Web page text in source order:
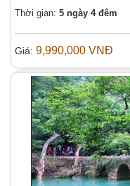
Thời gian: 5 ngày 4 đêm
Giá: 9,990,000 VNĐ